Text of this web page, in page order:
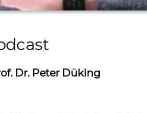
Dr. Peter Düking